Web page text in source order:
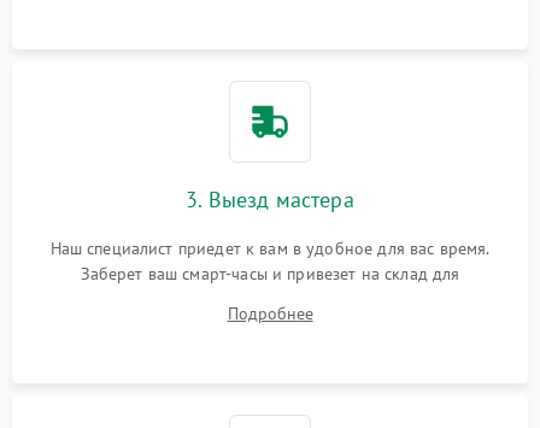
3. Выезд мастера
Наш специалист приедет к вам в удобное для вас время.
Заберет ваш смарт-часы и привезет на склад для
Подробнее